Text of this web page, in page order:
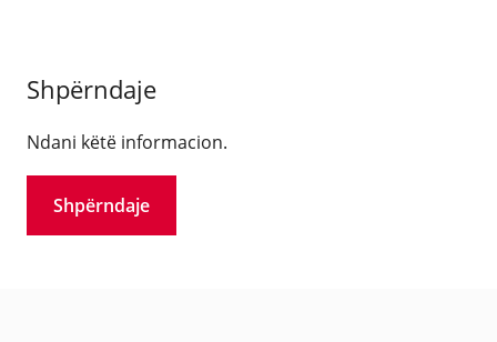
Shpërndaje
Ndani këtë informacion.
Shpërndaje